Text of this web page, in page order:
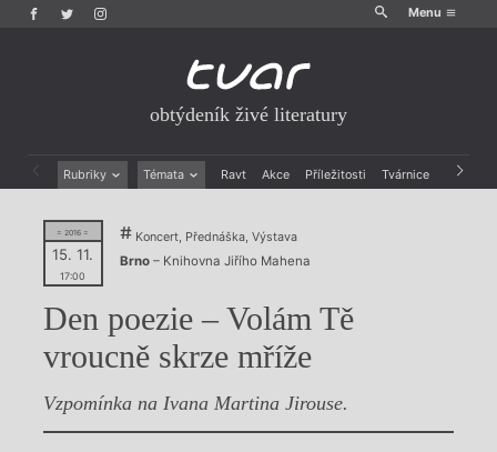
Menu
obtýdeník živé literatury
Rubriky Témata Ravt Akce Příležitosti Tvárnice Archiv
Drobná publicistika
Esejistika
Recenze a reflexe
Rozhovory
Právě vychází
Mauzoleum
Divadlo
Dokument
= 2016 =
15. 11.
17:00
Koncert, Přednáška, Výstava
Brno– Knihovna Jiřího Mahena
Den poezie – Volám Tě
vroucně skrze mříže
Vzpomínka na Ivana Martina Jirouse.